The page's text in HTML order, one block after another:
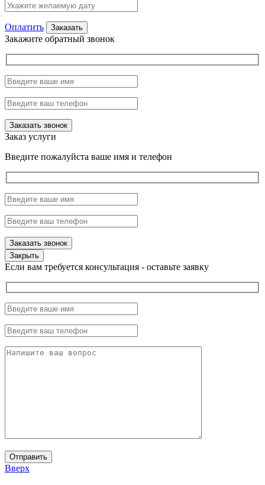
Оплатить
Закажите обратный звонок
Заказ услуги
Введите пожалуйста ваше имя и телефон
Закрыть
Если вам требуется консультация - оставьте заявку
Вверх